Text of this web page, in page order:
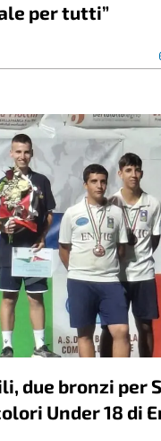
per tutti”
due bronzi per
Under 18 di